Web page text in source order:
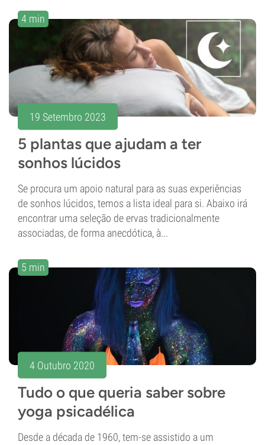
4 min
19 Setembro 2023
5 plantas que ajudam a ter
sonhos lúcidos
Se procura um apoio natural para as suas experiências
de sonhos lúcidos, temos a lista ideal para si. Abaixo irá
encontrar uma seleção de ervas tradicionalmente
associadas, de forma anecdótica, à...
5 min
4 Outubro 2020
Tudo o que queria saber sobre
yoga psicadélica
Desde a década de 1960, tem-se assistido a um